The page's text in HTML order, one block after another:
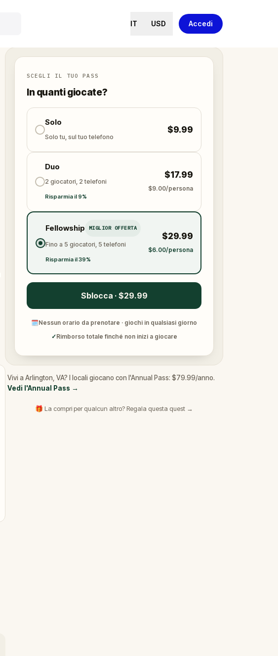
IT USD Accedi
SCEGLI IL TUO PASS
In quanti giocate?
Solo
Solo tu, sul tuo telefono
$9.99
Duo
2 giocatori, 2 telefoni
Risparmia il 9%
$17.99
$9.00/persona
Fellowship MIGLIOR OFFERTA
Fino a 5 giocatori, 5 telefoni
Risparmia il 39%
$29.99
$6.00/persona
Sblocca · $29.99
🗓Nessun orario da prenotare · giochi in qualsiasi giorno
✓Rimborso totale finché non inizi a giocare
Vivi a Arlington, VA? I locali giocano con l'Annual Pass: $79.99/anno.
Vedi l'Annual Pass →
🎁 La compri per qualcun altro? Regala questa quest →